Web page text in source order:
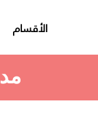
الأقسام